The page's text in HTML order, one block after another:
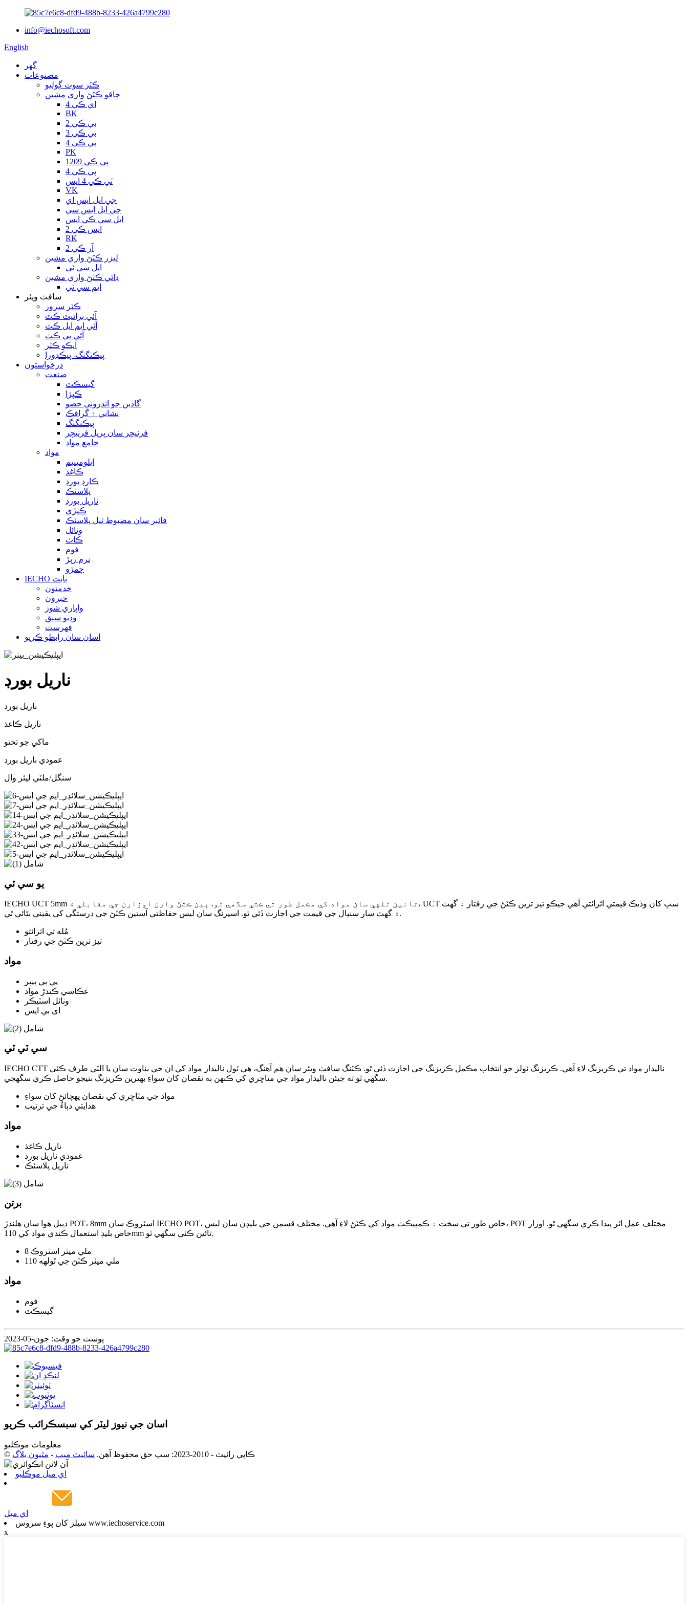
info@iechosoft.com
English
گھر
مصنوعات
ڪٽر سوٽ ڳوليو
چاقو ڪٽڻ واري مشين
اي ڪي 4
BK
بي ڪي 2
بي ڪي 3
بي ڪي 4
PK
پي ڪي 1209
پي ڪي 4
ٽي ڪي 4 ايس
VK
جي ايل ايس اي
جي ايل ايس سي
ايل سي ڪي ايس
ايس ڪي 2
RK
آر ڪي 2
ليزر ڪٽڻ واري مشين
ايل سي ٽي
ڊائي ڪٽڻ واري مشين
ايم سي ٽي
سافٽ ويئر
ڪٽر سرور
آئي برائيٽ ڪٽ
آئي ايم ايل ڪٽ
آئي پي ڪٽ
ايڪو ڪٽر
پيڪنگنگ- پيڪڊورا
درخواستون
صنعت
گيسڪٽ
ڪپڙا
گاڏين جو اندروني حصو
نشاني ۽ گرافڪ
پيڪنگنگ
فرنيچر سان ڀريل فرنيچر
جامع مواد
مواد
ايلومينيم
ڪاغذ
ڪارڊ بورڊ
پلاسٽڪ
ناريل بورڊ
ڪپڙي
فائبر سان مضبوط ٿيل پلاسٽڪ
ونائل
ڪاٺ
فوم
نرم رٻڙ
چمڙو
IECHO بابت
خدمتون
خبرون
واپاري شوز
وڊيو سبق
فهرست
اسان سان رابطو ڪريو
ناريل بورڊ
ناريل بورڊ
ناريل ڪاغذ
ماکي جو تختو
عمودي ناريل بورڊ
سنگل/ملٽي ليئر وال
يو سي ٽي
IECHO UCT 5mm تائين ٿلهي سان مواد کي مڪمل طور تي ڪٽي سگھي ٿو. ٻين ڪٽڻ وارن اوزارن جي مقابلي ۾، UCT سڀ کان وڌيڪ قيمتي اثرائتي آهي جيڪو تيز ترين ڪٽڻ جي رفتار ۽ گهٽ
۾ گهٽ سار سنڀال جي قيمت جي اجازت ڏئي ٿو. اسپرنگ سان ليس حفاظتي آستين ڪٽڻ جي درستگي کي يقيني بڻائي ٿي.
مُله تي اثرائتو
تيز ترين ڪٽڻ جي رفتار
مواد
پي پي پيپر
عڪاسي ڪندڙ مواد
ونائل اسٽيڪر
اي بي ايس
سي ٽي ٽي
IECHO CTT ناليدار مواد تي ڪريزنگ لاءِ آهي. ڪريزنگ ٽولز جو انتخاب مڪمل ڪريزنگ جي اجازت ڏئي ٿو. ڪٽنگ سافٽ ويئر سان هم آهنگ، هي ٽول ناليدار مواد کي ان جي بناوت سان يا الٽي طرف ڪٽي
سگهي ٿو ته جيئن ناليدار مواد جي مٿاڇري کي ڪنهن به نقصان کان سواءِ بهترين ڪريزنگ نتيجو حاصل ڪري سگهجي.
مواد جي مٿاڇري کي نقصان پهچائڻ کان سواءِ
هدايتي دٻاءُ جي ترتيب
مواد
ناريل ڪاغذ
عمودي ناريل بورڊ
ناريل پلاسٽڪ
برتن
دٻيل هوا سان هلندڙ POT، 8mm اسٽروڪ سان IECHO POT، خاص طور تي سخت ۽ ڪمپيڪٽ مواد کي ڪٽڻ لاءِ آهي. مختلف قسمن جي بليڊن سان ليس، POT مختلف عمل اثر پيدا ڪري سگهي ٿو. اوزار
خاص بليڊ استعمال ڪندي مواد کي 110mm تائين ڪٽي سگهي ٿو.
8 ملي ميٽر اسٽروڪ
110 ملي ميٽر ڪٽڻ جي ٿولهه
مواد
فوم
گيسڪٽ
پوسٽ جو وقت: جون-05-2023
اسان جي نيوز ليٽر کي سبسڪرائب ڪريو
معلومات موڪليو
© ڪاپي رائيٽ - 2010-2023: سڀ حق محفوظ آهن.
سائيٽ ميپ - مٿيون بلاگ
اي ميل موڪليو
اي ميل
سيلز کان پوءِ سروس www.iechoservice.com
x